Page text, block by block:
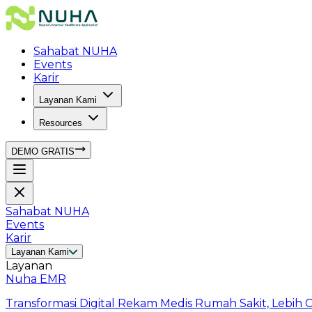
Sahabat NUHA
Events
Karir
Layanan Kami
Resources
DEMO GRATIS
Sahabat NUHA
Events
Karir
Layanan Kami
Layanan
Nuha EMR
Transformasi Digital Rekam Medis Rumah Sakit, Lebih